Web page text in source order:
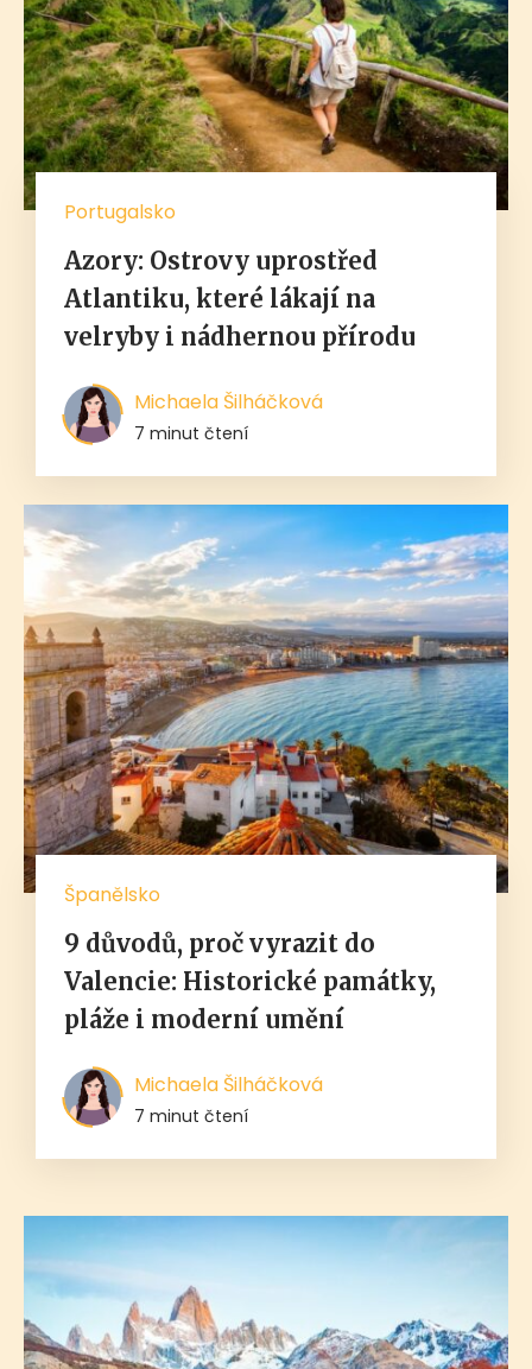
Portugalsko
Azory: Ostrovy uprostřed
Atlantiku, které lákají na
velryby i nádhernou přírodu
Michaela Šilháčková
7 minut čtení
Španělsko
9 důvodů, proč vyrazit do
Valencie: Historické památky,
pláže i moderní umění
Michaela Šilháčková
7 minut čtení